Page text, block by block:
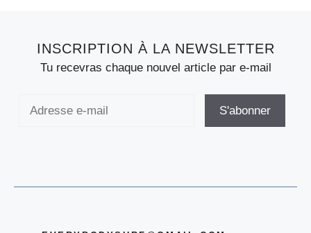
INSCRIPTION À LA NEWSLETTER
Tu recevras chaque nouvel article par e-mail